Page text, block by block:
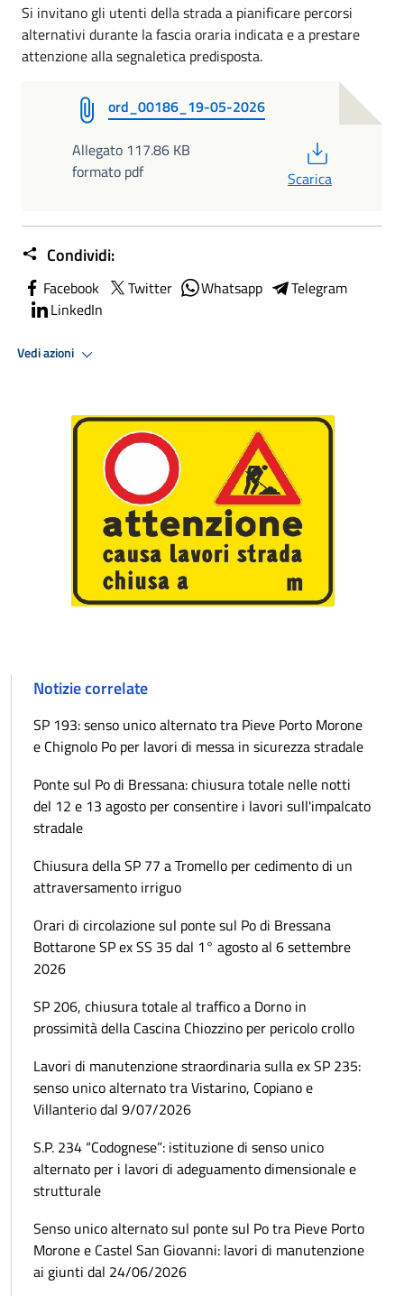
Si invitano gli utenti della strada a pianificare percorsi
alternativi durante la fascia oraria indicata e a prestare
attenzione alla segnaletica predisposta.
ord_00186_19-05-2026
Allegato 117.86 KB
formato pdf
Scarica
Condividi:
Facebook Twitter Whatsapp
Telegram
LinkedIn
Vedi azioni
Notizie correlate
SP 193: senso unico alternato tra Pieve Porto Morone
e Chignolo Po per lavori di messa in sicurezza stradale
Ponte sul Po di Bressana: chiusura totale nelle notti
del 12 e 13 agosto per consentire i lavori sull'impalcato
stradale
Chiusura della SP 77 a Tromello per cedimento di un
attraversamento irriguo
Orari di circolazione sul ponte sul Po di Bressana
Bottarone SP ex SS 35 dal 1° agosto al 6 settembre
2026
SP 206, chiusura totale al traffico a Dorno in
prossimità della Cascina Chiozzino per pericolo crollo
Lavori di manutenzione straordinaria sulla ex SP 235:
senso unico alternato tra Vistarino, Copiano e
Villanterio dal 9/07/2026
S.P. 234 “Codognese”: istituzione di senso unico
alternato per i lavori di adeguamento dimensionale e
strutturale
Senso unico alternato sul ponte sul Po tra Pieve Porto
Morone e Castel San Giovanni: lavori di manutenzione
ai giunti dal 24/06/2026